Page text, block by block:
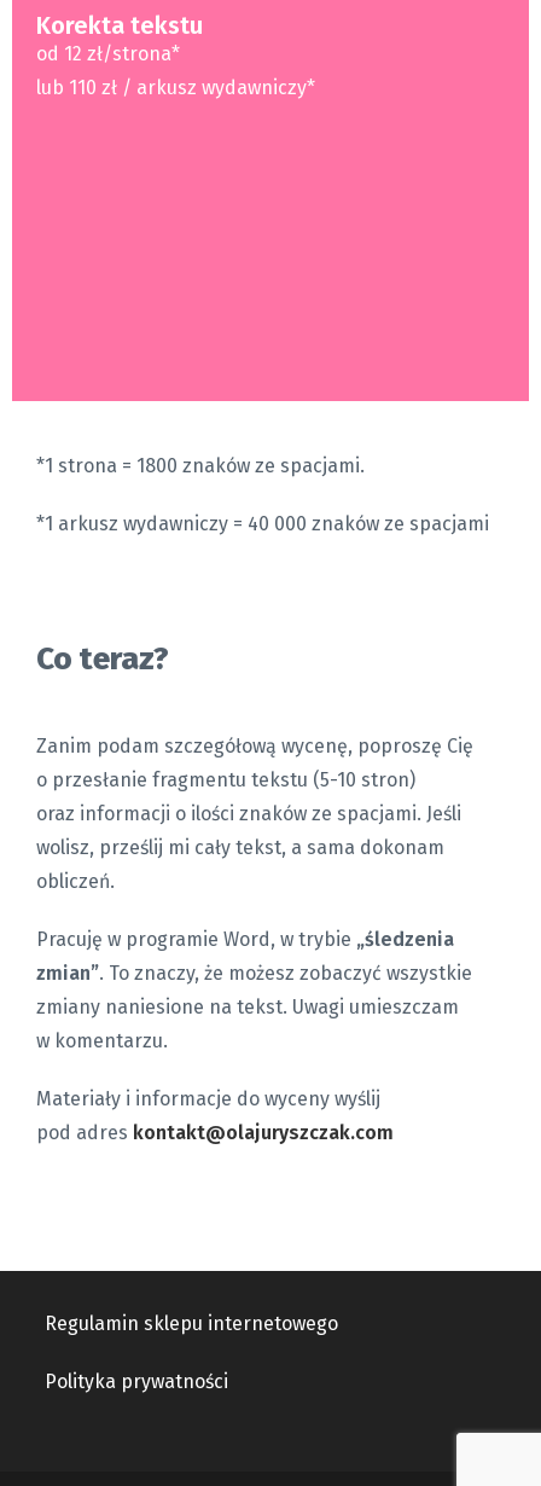
Korekta tekstu
od 12 zł/strona*
lub 110 zł / arkusz wydawniczy*
*1 strona = 1800 znaków ze spacjami.
*1 arkusz wydawniczy = 40 000 znaków ze spacjami
Co teraz?
Zanim podam szczegółową wycenę, poproszę Cię
o przesłanie fragmentu tekstu (5-10 stron)
oraz informacji o ilości znaków ze spacjami. Jeśli
wolisz, prześlij mi cały tekst, a sama dokonam
obliczeń.
Pracuję w programie Word, w trybie „śledzenia
zmian”. To znaczy, że możesz zobaczyć wszystkie
zmiany naniesione na tekst. Uwagi umieszczam
w komentarzu.
Materiały i informacje do wyceny wyślij
pod adres kontakt@olajuryszczak.com
Regulamin sklepu internetowego
Polityka prywatności